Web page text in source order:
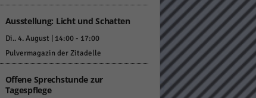
Ausstellung: Licht und Schatten
Di.. 4. August | 14:00- 17:00
Pulvermagazin der Zitadelle
Offene Sprechstunde zur
Tagespflege